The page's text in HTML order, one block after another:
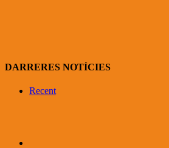
DARRERES NOTÍCIES
Recent